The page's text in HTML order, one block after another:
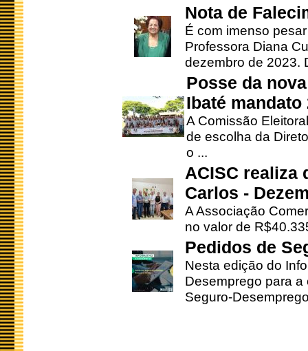
Nota de
É com imenso
Professora Diana
dezembro de 2023.
Posse da
Ibaté mandato
A Comissão
de escolha da
o ...
ACISC realiza
Carlos -
A Associação
no valor de
Pedidos de
Nesta edição do
Desemprego para
Seguro-